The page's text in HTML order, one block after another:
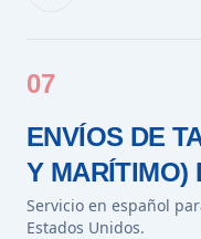
07
ENVÍOS DE
Y MARÍTIMO)
Servicio en español
Estados Unidos.